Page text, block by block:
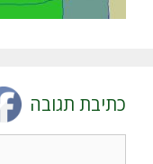
כתיבת תגובה
תגובה